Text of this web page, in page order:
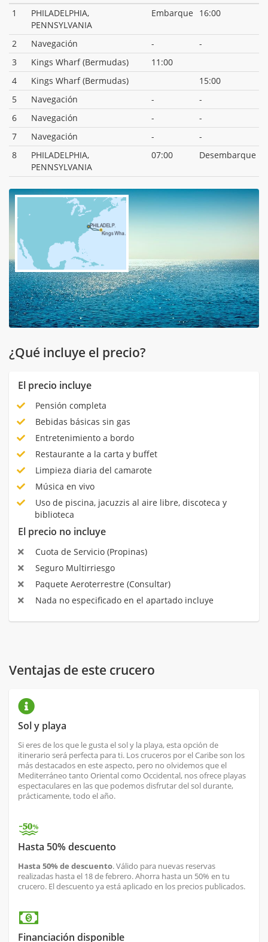
1
PHILADELPHIA,
PENNSYLVANIA
Embarque 16:00
2 Navegación -
-
3
Kings Wharf (Bermudas)
11:00
4
Kings Wharf (Bermudas)
15:00
5
Navegación -
-
6
Navegación -
-
7
Navegación -
-
8
PHILADELPHIA,
PENNSYLVANIA
07:00 Desembarque
¿Qué incluye el precio?
El precio incluye
Pensión completa
Bebidas básicas sin gas
Entretenimiento a bordo
Restaurante a la carta y buffet
Limpieza diaria del camarote
Música en vivo
Uso de piscina, jacuzzis al aire libre, discoteca y
biblioteca
El precio no incluye
Cuota de Servicio (Propinas)
Seguro Multirriesgo
Paquete Aeroterrestre (Consultar)
Nada no especificado en el apartado incluye
Ventajas de este crucero
Sol y playa
Si eres de los que le gusta el sol y la playa, esta opción de
itinerario será perfecta para ti. Los cruceros por el Caribe son los
más destacados en este aspecto, pero no olvidemos que el
Mediterráneo tanto Oriental como Occidental, nos ofrece playas
espectaculares en las que podemos disfrutar del sol durante,
prácticamente, todo el año.
Hasta 50% descuento
Hasta 50% de descuento. Válido para nuevas reservas
realizadas hasta el 18 de febrero. Ahorra hasta un 50% en tu
crucero. El descuento ya está aplicado en los precios publicados.
Financiación disponible